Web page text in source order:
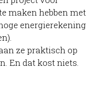
maken hebben met
energierekening
ze praktisch op
En dat kost niets.